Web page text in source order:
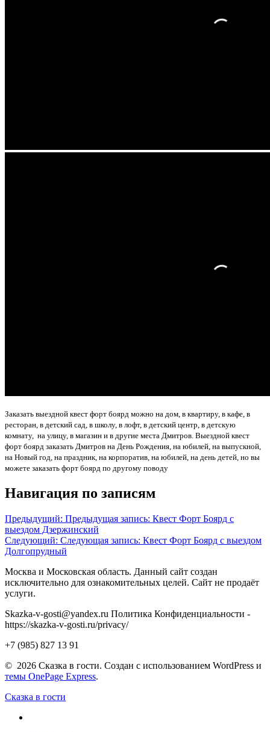
Заказать выездной квест форт боярд можно на дом, в квартиру, в кафе, в
ресторан, в детский сад, в школу, в лофт, в детский центр, в детскую
комнату, на улицу, в магазин и в другие места Дмитров. Выездной квест
форт боярд заказать Дмитров на День Рождения, на юбилей, на выпускной,
на Новый год, на праздник, на корпоратив, на юбилей, на день детей, но вы
можете заказать форт боярд по другому поводу
Навигация по записям
Предыдущий: Предыдущая запись: Квест Форт Боярд с
выездом Дзержинский
Следующий: Следующая запись: Квест Форт Боярд с выездом
Долгопрудный
Москва и Московская область. Данный сайт создан
исключительно для ознакомительных целей. Сайт не продаёт
услуги.
Skazka-v-gosti@yandex.ru Политика Конфиденциальности -
https://skazka-v-gosti.ru/privacy/
+7 (985) 827 13 91
© 2026 Сказка в гости. Создан с использованием WordPress и
темы OnePage Express.
Сказка в гости